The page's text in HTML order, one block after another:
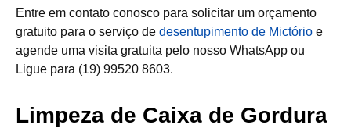
Entre em contato conosco para solicitar um orçamento
gratuito para o serviço de desentupimento de Mictório e
agende uma visita gratuita pelo nosso WhatsApp ou
Ligue para (19) 99520 8603.
Limpeza de Caixa de Gordura